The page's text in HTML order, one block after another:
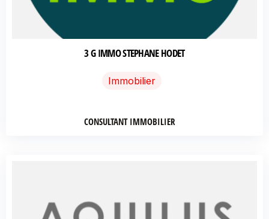
3 G IMMO STEPHANE HODET
Immobilier
CONSULTANT IMMOBILIER